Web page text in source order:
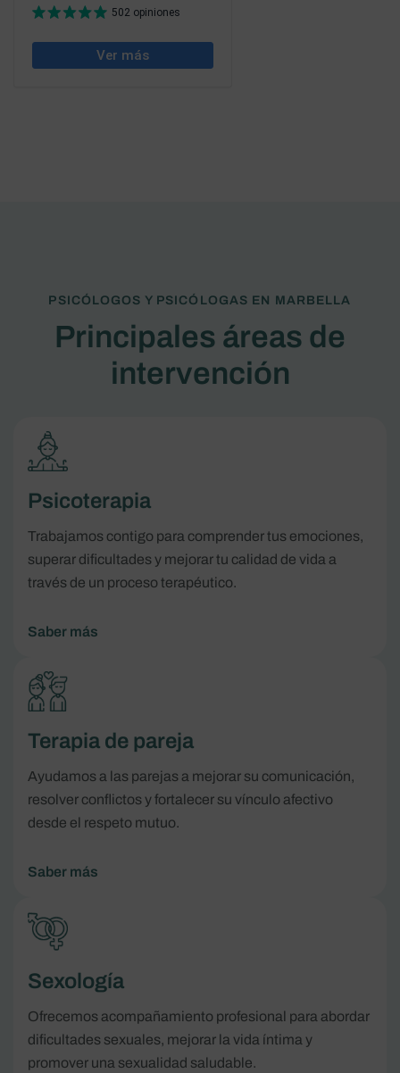
PSICÓLOGOS Y PSICÓLOGAS EN MARBELLA
Principales áreas de
intervención
Psicoterapia
Trabajamos contigo para comprender tus emociones,
superar dificultades y mejorar tu calidad de vida a
través de un proceso terapéutico.
Saber más
Terapia de pareja
Ayudamos a las parejas a mejorar su comunicación,
resolver conflictos y fortalecer su vínculo afectivo
desde el respeto mutuo.
Saber más
Sexología
Ofrecemos acompañamiento profesional para abordar
dificultades sexuales, mejorar la vida íntima y
promover una sexualidad saludable.